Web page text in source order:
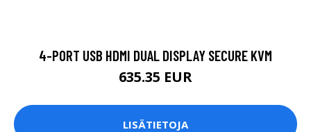
4-PORT USB HDMI DUAL DISPLAY SECURE KVM
635.35 EUR
LISÄTIETOJA